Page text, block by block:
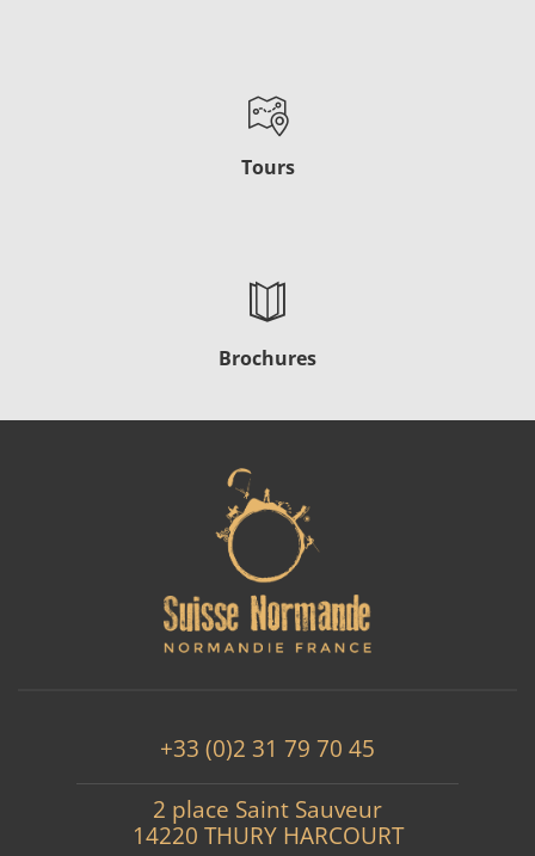
Tours
Brochures
+33 (0)2 31 79 70 45
2 place Saint Sauveur
14220 THURY HARCOURT